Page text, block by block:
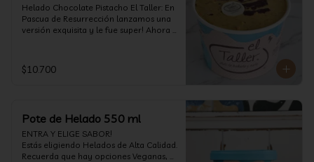
Helado Chocolate Pistacho El Taller: En
Pascua de Resurrección lanzamos una
versión exquisita y le fue super! Ahora
calidad, al centro una bomba de
chocolate blanco relleno de crema de
$10.700
Pote de Helado 550 ml
ENTRA Y ELIGE SABOR!
Estás eligiendo Helados de Alta Calidad.
Recuerda que hay opciones Veganas,